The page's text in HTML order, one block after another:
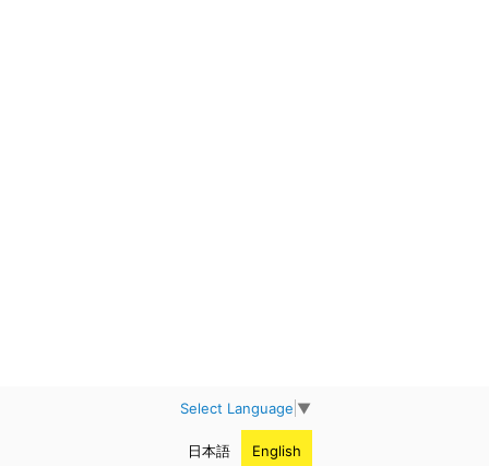
Select Language ▼
日本語 English